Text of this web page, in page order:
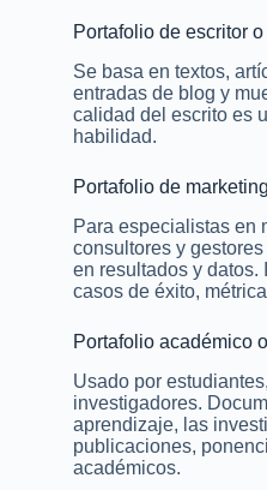
Portafolio de escritor
Se basa en textos,
entradas de blog y
calidad del escrito es
habilidad.
Portafolio de
Para especialistas en
consultores y
en resultados y datos.
casos de éxito,
Portafolio académico
Usado por
investigadores.
aprendizaje, las
publicaciones,
académicos.